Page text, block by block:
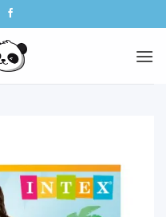
to
content